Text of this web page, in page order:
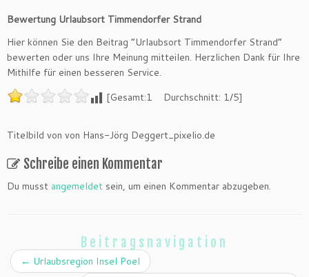
Bewertung Urlaubsort Timmendorfer Strand
Hier können Sie den Beitrag “Urlaubsort Timmendorfer Strand”
bewerten oder uns Ihre Meinung mitteilen. Herzlichen Dank für Ihre
Mithilfe für einen besseren Service.
[Gesamt:1 Durchschnitt: 1/5]
Titelbild von von Hans-Jörg Deggert_pixelio.de
Schreibe einen Kommentar
Du musst angemeldet sein, um einen Kommentar abzugeben.
Beitragsnavigation
← Urlaubsregion Insel Poel